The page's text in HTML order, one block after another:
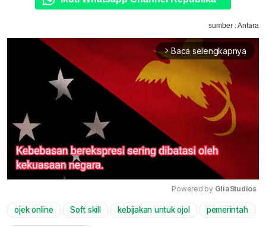
sumber : Antara
arrow_forward_ios Baca selengkapnya
Mute
Powered by GliaStudios
ojek online Soft skill kebijakan untuk ojol pemerintah